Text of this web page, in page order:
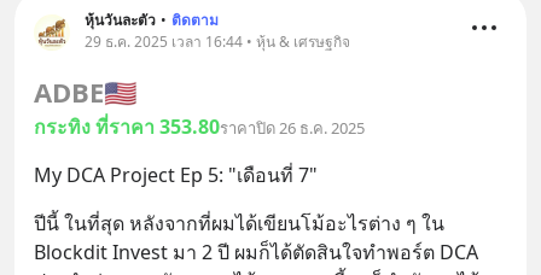
หุ้นวันละตัว • ติดตาม
29 ธ.ค. 2025 เวลา 16:44 • หุ้น & เศรษฐกิจ
ADBE🇺🇸
กระทิง ที่ราคา 353.80ราคาปิด 26 ธ.ค. 2025
My DCA Project Ep 5: "เดือนที่ 7"
ปีนี้ ในที่สุด หลังจากที่ผมได้เขียนโม้อะไรต่าง ๆ ใน
Blockdit Invest มา 2 ปี ผมก็ได้ตัดสินใจทำพอร์ต DCA